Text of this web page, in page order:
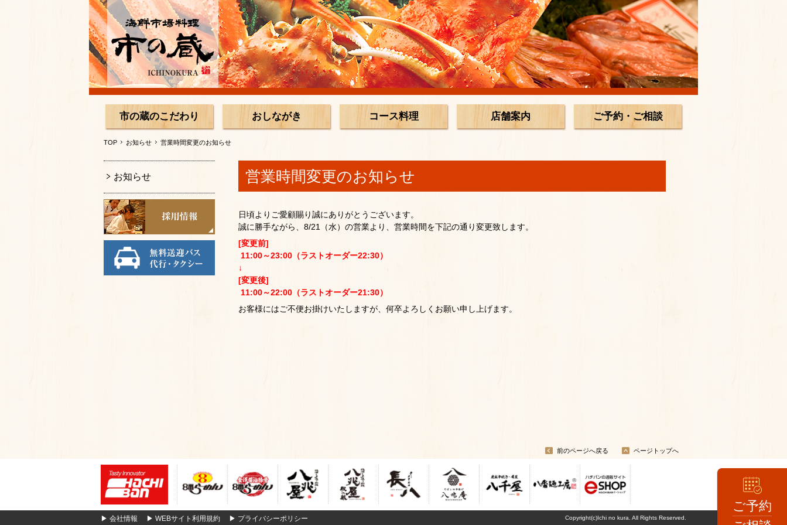
市の蔵のこだわり おしながき コース料理 店舗案内 ご予約・ご相談
TOP お知らせ 営業時間変更のお知らせ
お知らせ 営業時間変更のお知らせ
日頃よりご愛顧賜り誠にありがとうございます。
誠に勝手ながら、8/21（水）の営業より、営業時間を下記の通り変更致します。
[変更前]
11:00～23:00（ラストオーダー22:30）
↓
[変更後]
11:00～22:00（ラストオーダー21:30）
お客様にはご不便お掛けいたしますが、何卒よろしくお願い申し上げます。
前のページへ戻る ページトップへ
▶ 会社情報 ▶ WEBサイト利用規約 ▶ プライバシーポリシー Copyright(c)Ichi no kura. All Rights Reserved.
ご予約